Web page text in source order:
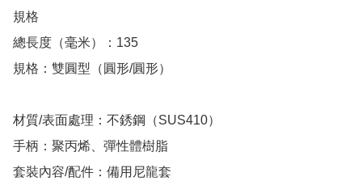
規格
總長度（毫米）：135
規格：雙圓型（圓形/圓形）
材質/表面處理：不銹鋼（SUS410）
手柄：聚丙烯、彈性體樹脂
套裝內容/配件：備用尼龍套